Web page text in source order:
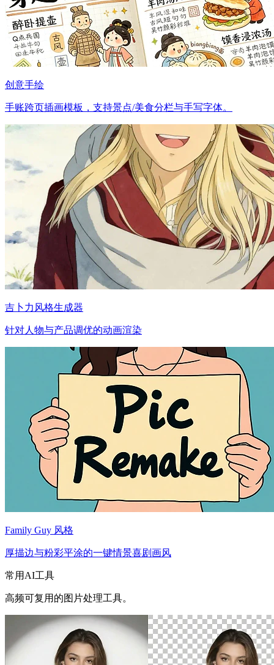
创意手绘
手账跨页插画模板，支持景点/美食分栏与手写字体。
吉卜力风格生成器
针对人物与产品调优的动画渲染
Family Guy 风格
厚描边与粉彩平涂的一键情景喜剧画风
常用AI工具
高频可复用的图片处理工具。